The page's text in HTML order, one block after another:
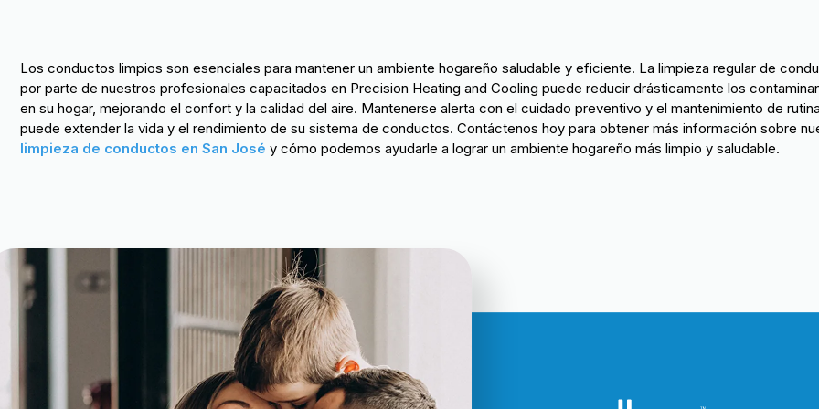
Los conductos limpios son esenciales para mantener un ambiente hogareño saludable y eficiente. La limpieza regular de
por parte de nuestros profesionales capacitados en Precision Heating and Cooling puede reducir drásticamente los
en su hogar, mejorando el confort y la calidad del aire. Mantenerse alerta con el cuidado preventivo y el mantenimiento de rutina
puede extender la vida y el rendimiento de su sistema de conductos. Contáctenos hoy para obtener más información sobre
limpieza de conductos en San José y cómo podemos ayudarle a lograr un ambiente hogareño más limpio y saludable.